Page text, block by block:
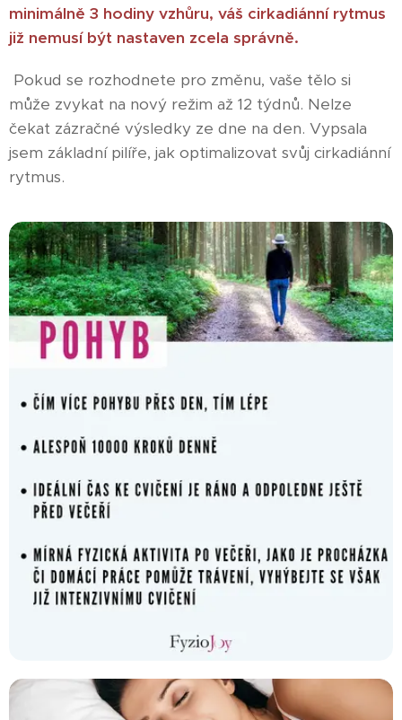
minimálně 3 hodiny vzhůru, váš cirkadiánní rytmus
již nemusí být nastaven zcela správně.
Pokud se rozhodnete pro změnu, vaše tělo si
může zvykat na nový režim až 12 týdnů. Nelze
čekat zázračné výsledky ze dne na den. Vypsala
jsem základní pilíře, jak optimalizovat svůj cirkadiánní
rytmus.